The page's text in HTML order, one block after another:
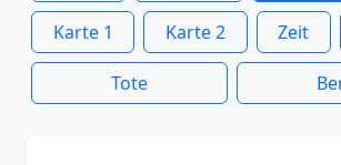
Karte 1 Karte 2 Zeit
Tote